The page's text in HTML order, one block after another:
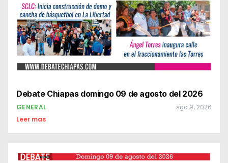
Debate Chiapas domingo 09 de agosto del 2026
GENERAL ago 9, 2026
Leer mas